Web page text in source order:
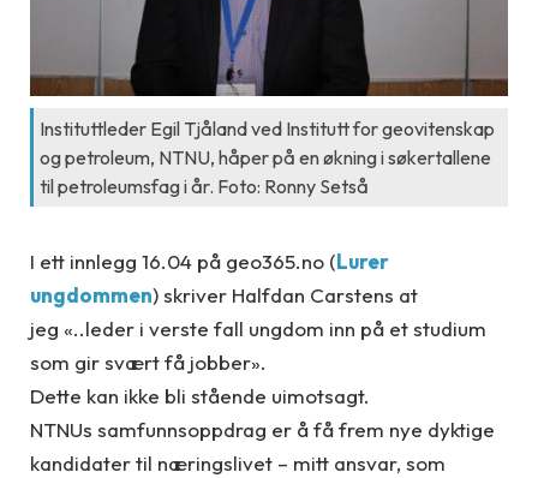
Instituttleder Egil Tjåland ved Institutt for geovitenskap
og petroleum, NTNU, håper på en økning i søkertallene
til petroleumsfag i år. Foto: Ronny Setså
I ett innlegg 16.04 på geo365.no (Lurer
ungdommen) skriver Halfdan Carstens at
jeg «..leder i verste fall ungdom inn på et studium
som gir svært få jobber».
Dette kan ikke bli stående uimotsagt.
NTNUs samfunnsoppdrag er å få frem nye dyktige
kandidater til næringslivet – mitt ansvar, som